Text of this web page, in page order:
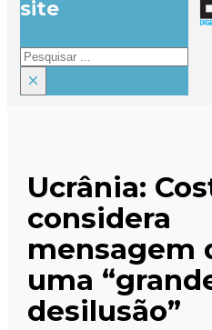
site
Pesquisar
×
Ucrânia:
considera
mensagem
uma
desilusão”